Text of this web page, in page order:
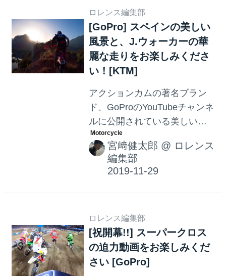
い！
ロレンス編集部
[GoPro] スペインの美しい
風景と、J.ウォーカーの華
麗な走りをお楽しみくださ
い！[KTM]
アクションカムの著名ブラン
ド、GoProのYouTubeチャンネ
ルに公開されている美しい動
画をご紹介します。現代のハ
ードエンデューロ界のスーパ
ースターのひとり、英国のジ
ョニー・ウォーカーが愛車の
を縦横無尽に走り回ります！
宮﨑健太郎 @ ロレンス
編集部
ロレンス編集部
[祝開幕!!] スーパークロス
の迫力動画をお楽しみくだ
さい [GoPro]